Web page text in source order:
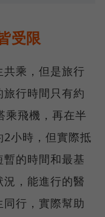
受限
乘，但是旅行
行時間只有約
乘飛機，再在半
小時，但實際抵
的時間和最基
，能進行的醫
行，實際幫助